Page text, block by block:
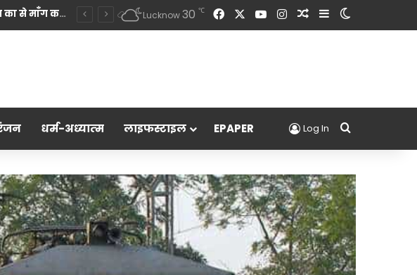
*10 महीने की बच्ची की मां पंखुड़ी श्रीवास्तव बनीं Mrs. मिसेज़ वर्ल्ड इंटरनेशनल 2026 की फर्स्ट रनर-अप, मां बनना सपनों का अंत नहीं शुरुआत है का दिया संदेश* Lucknow30 ℃ FacebookYouTubeInstagram
Random Article
Sidebar
धर्म-अध्‍यात्‍म लाइफस्टाइल EPAPER Log In Search for